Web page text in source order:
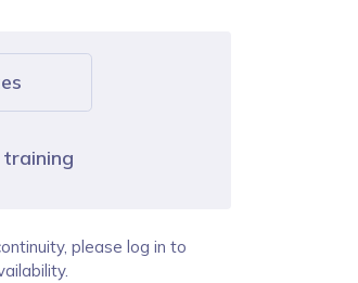
please log in to